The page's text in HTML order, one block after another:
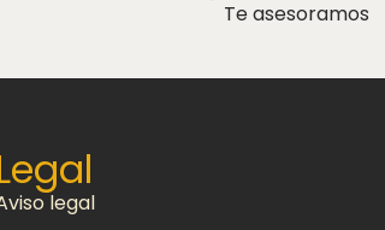
Te asesoramos
legal